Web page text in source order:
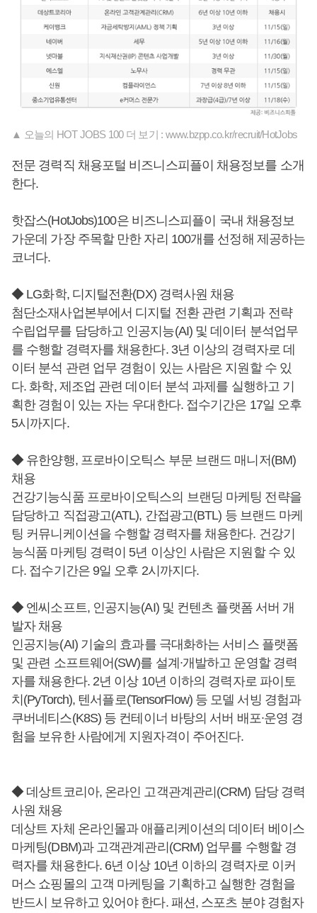
▲ 오늘의 HOT JOBS 100 더 보기 : www.bzpp.co.kr/recruit/HotJobs
전문 경력직 채용포털 비즈니스피플이 채용정보를 소개
한다.
핫잡스(HotJobs)100은 비즈니스피플이 국내 채용정보
가운데 가장 주목할 만한 자리 100개를 선정해 제공하는
코너다.
◆ LG화학, 디지털전환(DX) 경력사원 채용
첨단소재사업본부에서 디지털 전환 관련 기획과 전략
수립업무를 담당하고 인공지능(AI) 및 데이터 분석업무
를 수행할 경력자를 채용한다. 3년 이상의 경력자로 데
이터 분석 관련 업무 경험이 있는 사람은 지원할 수 있
다. 화학, 제조업 관련 데이터 분석 과제를 실행하고 기
획한 경험이 있는 자는 우대한다. 접수기간은 17일 오후
5시까지다.
◆ 유한양행, 프로바이오틱스 부문 브랜드 매니저(BM)
채용
건강기능식품 프로바이오틱스의 브랜딩 마케팅 전략을
담당하고 직접광고(ATL), 간접광고(BTL) 등 브랜드 마케
팅 커뮤니케이션을 수행할 경력자를 채용한다. 건강기
능식품 마케팅 경력이 5년 이상인 사람은 지원할 수 있
다. 접수기간은 9일 오후 2시까지다.
◆ 엔씨소프트, 인공지능(AI) 및 컨텐츠 플랫폼 서버 개
발자 채용
인공지능(AI) 기술의 효과를 극대화하는 서비스 플랫폼
및 관련 소프트웨어(SW)를 설계∙개발하고 운영할 경력
자를 채용한다. 2년 이상 10년 이하의 경력자로 파이토
치(PyTorch), 텐서플로(TensorFlow) 등 모델 서빙 경험과
쿠버네티스(K8S) 등 컨테이너 바탕의 서버 배포∙운영 경
험을 보유한 사람에게 지원자격이 주어진다.
◆ 데상트코리아, 온라인 고객관계관리(CRM) 담당 경력
사원 채용
데상트 자체 온라인몰과 애플리케이션의 데이터 베이스
마케팅(DBM)과 고객관계관리(CRM) 업무를 수행할 경
력자를 채용한다. 6년 이상 10년 이하의 경력자로 이커
머스 쇼핑몰의 고객 마케팅을 기획하고 실행한 경험을
반드시 보유하고 있어야 한다. 패션, 스포츠 분야 경험자